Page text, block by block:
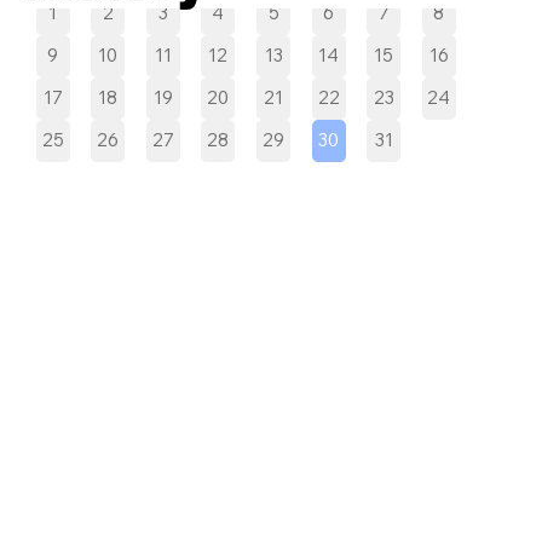
1 2 3 4 5 6 7
8
9
10 11 12 13 14 15
16
17
18 19 20 21 22 23
24
25
26 27 28 29 30 31